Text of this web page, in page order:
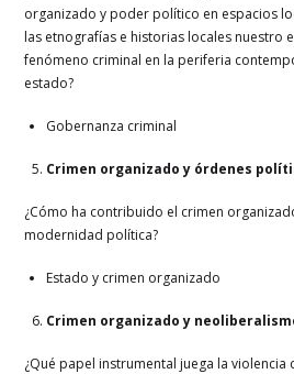
organizado y poder político en espacios
las etnografías e historias locales nuestro
fenómeno criminal en la periferia
estado?
Gobernanza criminal
Crimen organizado y órdenes
¿Cómo ha contribuido el crimen
modernidad política?
Estado y crimen organizado
Crimen organizado y
¿Qué papel instrumental juega la